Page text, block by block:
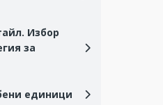
Избор
за
единици